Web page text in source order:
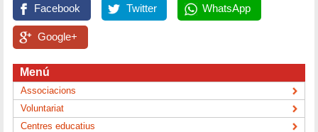
Facebook Twitter WhatsApp
Google+
Menú
Associacions
Voluntariat
Centres educatius